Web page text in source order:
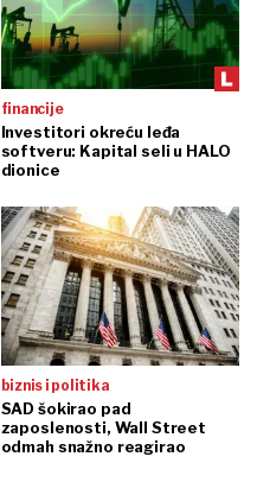
financije
Investitori okreću leđa
softveru: Kapital seli u HALO
dionice
biznis i politika
SAD šokirao pad
zaposlenosti, Wall Street
odmah snažno reagirao